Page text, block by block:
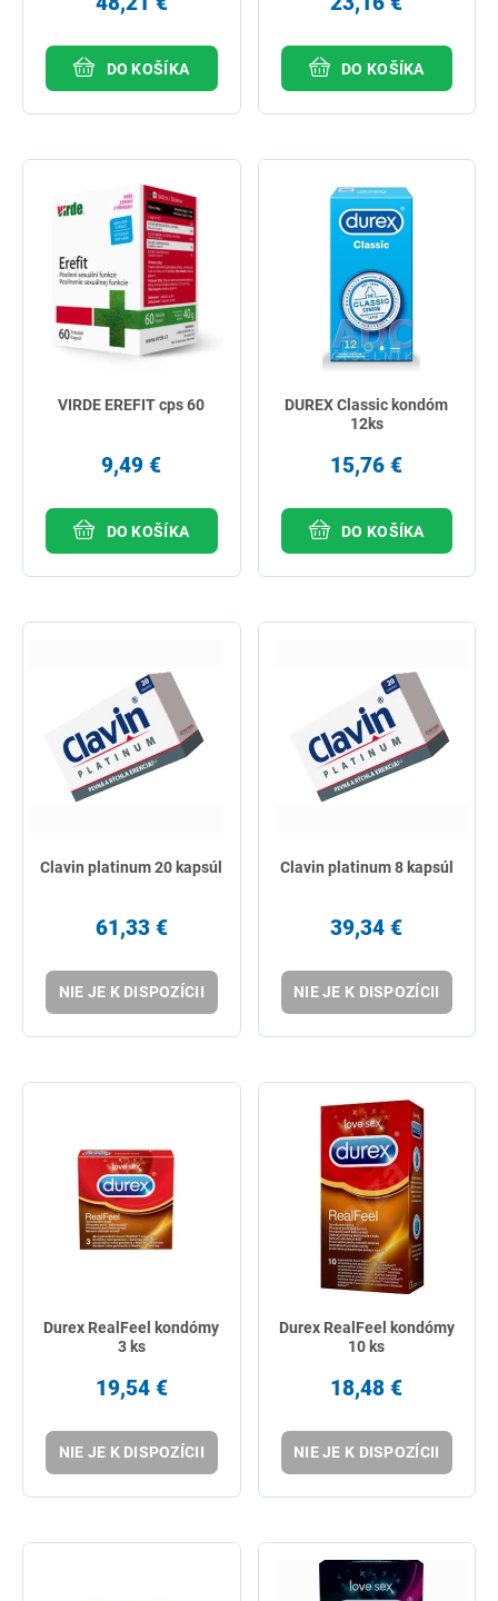
DO KOŠÍKA DO KOŠÍKA
VIRDE EREFIT cps 60
9,49 €
DO KOŠÍKA
DUREX Classic kondóm
12ks
15,76 €
DO KOŠÍKA
Clavin platinum 20 kapsúl
61,33 €
NIE JE K DISPOZÍCII
Clavin platinum 8 kapsúl
39,34 €
NIE JE K DISPOZÍCII
Durex RealFeel kondómy
3 ks
19,54 €
NIE JE K DISPOZÍCII
Durex RealFeel kondómy
10 ks
18,48 €
NIE JE K DISPOZÍCII